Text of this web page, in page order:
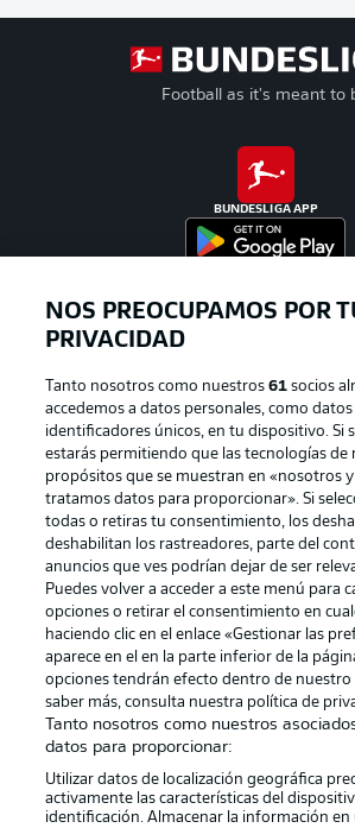
Football as it's meant to
BUNDESLIGA APP
Official Partners
Publicidad Aviso
Gestionar las preferencias
Canales Trabajos
Jugadores
Sello Editorial Contacto
NOS PREOCUPAMOS POR
PRIVACIDAD
Tanto nosotros como nuestros61 socios
accedemos a datos personales, como
identificadores únicos, en tu dispositivo. Si
estarás permitiendo que las tecnologías de
propósitos que se muestran en «nosotros
tratamos datos para proporcionar». Si
todas o retiras tu consentimiento, los
deshabilitan los rastreadores, parte del
anuncios que ves podrían dejar de ser
Puedes volver a acceder a este menú para
opciones o retirar el consentimiento en
haciendo clic en el enlace «Gestionar las
aparece en el en la parte inferior de la
opciones tendrán efecto dentro de nuestro
saber más, consulta nuestra política de
Tanto nosotros como nuestros
datos para proporcionar:
Utilizar datos de localización geográfica
activamente las características del
identificación. Almacenar la información